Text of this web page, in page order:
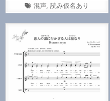
Tagged
混声,読み仮名あり